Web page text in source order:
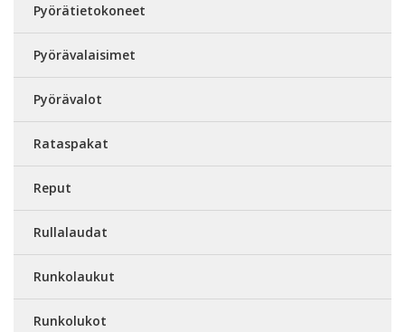
Pyörätietokoneet
Pyörävalaisimet
Pyörävalot
Rataspakat
Reput
Rullalaudat
Runkolaukut
Runkolukot